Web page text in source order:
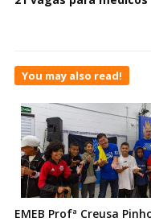
You may also read!
EMEB Profª Creusa